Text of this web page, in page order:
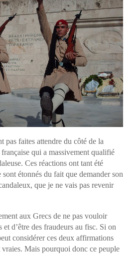
pas faites attendre du côté de la
qui a massivement qualifié
Ces réactions ont tant été
étonnés du fait que demander son
que je ne vais pas revenir
aux Grecs de ne pas vouloir
et d’être des fraudeurs au fisc. Si on
considérer ces deux affirmations
Mais pourquoi donc ce peuple